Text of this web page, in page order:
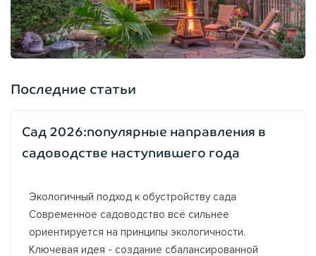
Последние статьи
Сад 2026:популярные направления в
садоводстве наступившего года
Экологичный подход к обустройству сада
Современное садоводство всё сильнее
ориентируется на принципы экологичности.
Ключевая идея - создание сбалансированной